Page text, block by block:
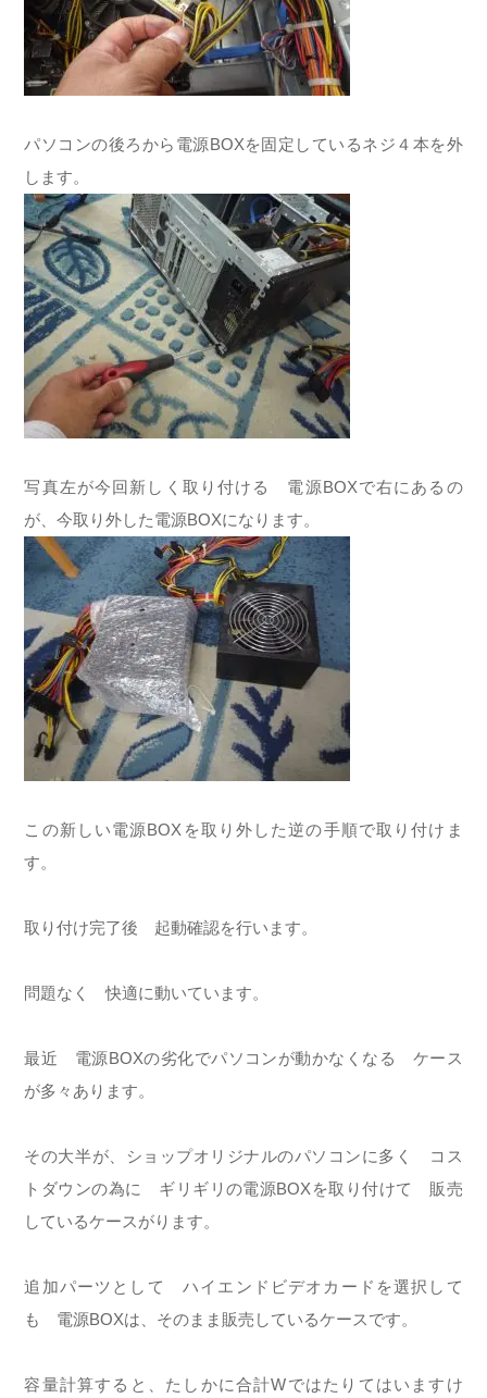
パソコンの後ろから電源BOXを固定しているネジ４本を外
します。
写真左が今回新しく取り付ける 電源BOXで右にあるの
が、今取り外した電源BOXになります。
この新しい電源BOXを取り外した逆の手順で取り付けま
す。
取り付け完了後 起動確認を行います。
問題なく 快適に動いています。
最近 電源BOXの劣化でパソコンが動かなくなる ケース
が多々あります。
その大半が、ショップオリジナルのパソコンに多く コス
トダウンの為に ギリギリの電源BOXを取り付けて 販売
しているケースがります。
追加パーツとして ハイエンドビデオカードを選択して
も 電源BOXは、そのまま販売しているケースです。
容量計算すると、たしかに合計Wではたりてはいますけ